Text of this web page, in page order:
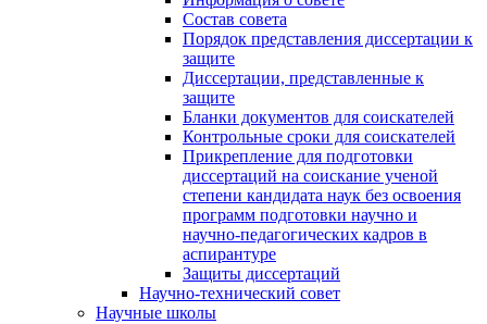
Состав совета
Порядок представления диссертации к
защите
Диссертации, представленные к
защите
Бланки документов для соискателей
Контрольные сроки для соискателей
Прикрепление для подготовки
диссертаций на соискание ученой
степени кандидата наук без освоения
программ подготовки научно и
научно-педагогических кадров в
аспирантуре
Защиты диссертаций
Научно-технический совет
Научные школы